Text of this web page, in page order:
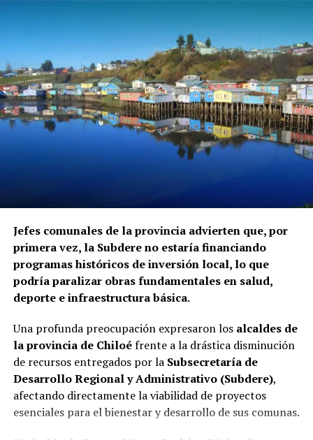
Jefes comunales de la provincia advierten que, por
primera vez, la Subdere no estaría financiando
programas históricos de inversión local, lo que
podría paralizar obras fundamentales en salud,
deporte e infraestructura básica.
Una profunda preocupación expresaron los alcaldes de
la provincia de Chiloéfrente a la drástica disminución
de recursos entregados por la Subsecretaría de
Desarrollo Regional y Administrativo (Subdere),
afectando directamente la viabilidad de proyectos
esenciales para el bienestar y desarrollo de sus comunas.